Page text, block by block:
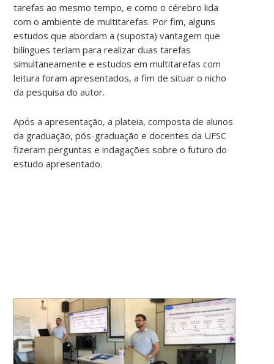
tarefas ao mesmo tempo, e como o cérebro lida
com o ambiente de multitarefas. Por fim, alguns
estudos que abordam a (suposta) vantagem que
bilíngues teriam para realizar duas tarefas
simultaneamente e estudos em multitarefas com
leitura foram apresentados, a fim de situar o nicho
da pesquisa do autor.
Após a apresentação, a plateia, composta de alunos
da graduação, pós-graduação e docentes da UFSC
fizeram perguntas e indagações sobre o futuro do
estudo apresentado.